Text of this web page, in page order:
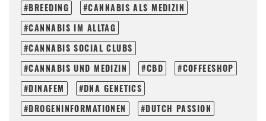
BREEDING
CANNABIS ALS MEDIZIN
CANNABIS IM ALLTAG
CANNABIS SOCIAL CLUBS
CANNABIS UND MEDIZIN
CBD
COFFEESHOP
DINAFEM
DNA GENETICS
DROGENINFORMATIONEN
DUTCH PASSION